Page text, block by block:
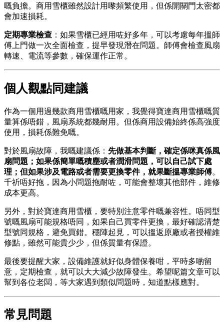
嘅負擔。商用雪櫃雖然設計用嚟頻繁使用，但係開關門太密都
會加速損耗。
定期專業檢查 ：如果雪櫃已經用咗好多年，可以考慮每年搵師
傅上門做一次全面檢查，提早發現潛在問題。師傅會檢查風扇
轉速、電流等參數，確保運作正常。
個人觀點同建議
作為一個用過幾款商用雪櫃嘅用家，我覺得寶達商用雪櫃嘅質
量算係唔錯，風扇系統都幾耐用。但係商用設備始終係高強度
使用，損耗係難免嘅。
對於風扇故障，我嘅建議係： 先做基本判斷，確定係咪真係風
扇問題；如果係簡單嘅積塵或者潤滑問題，可以自己試下處
理；但如果涉及電路或者需要更換零件，就果斷搵專業師傅。
千祈唔好拖，因為小問題拖耐咗，可能會整壞其他部件，維修
成本更高。
另外，對於寶達商用雪櫃，要特別注意零件嘅兼容性。唔同型
號嘅風扇可能規格唔同，如果自己買零件更換，最好確認清楚
型號同規格，避免買錯。穩陣起見，可以搵返原廠或者授權維
修點，雖然可能貴少少，但係質量有保證。
最後要提醒大家，設備維護就好似身體保養咁，平時多啲留
意，定期檢查，就可以大大減少故障發生。希望呢篇文章可以
幫到各位老闆，等大家遇到類似問題時，知道點樣應對。
常見問題